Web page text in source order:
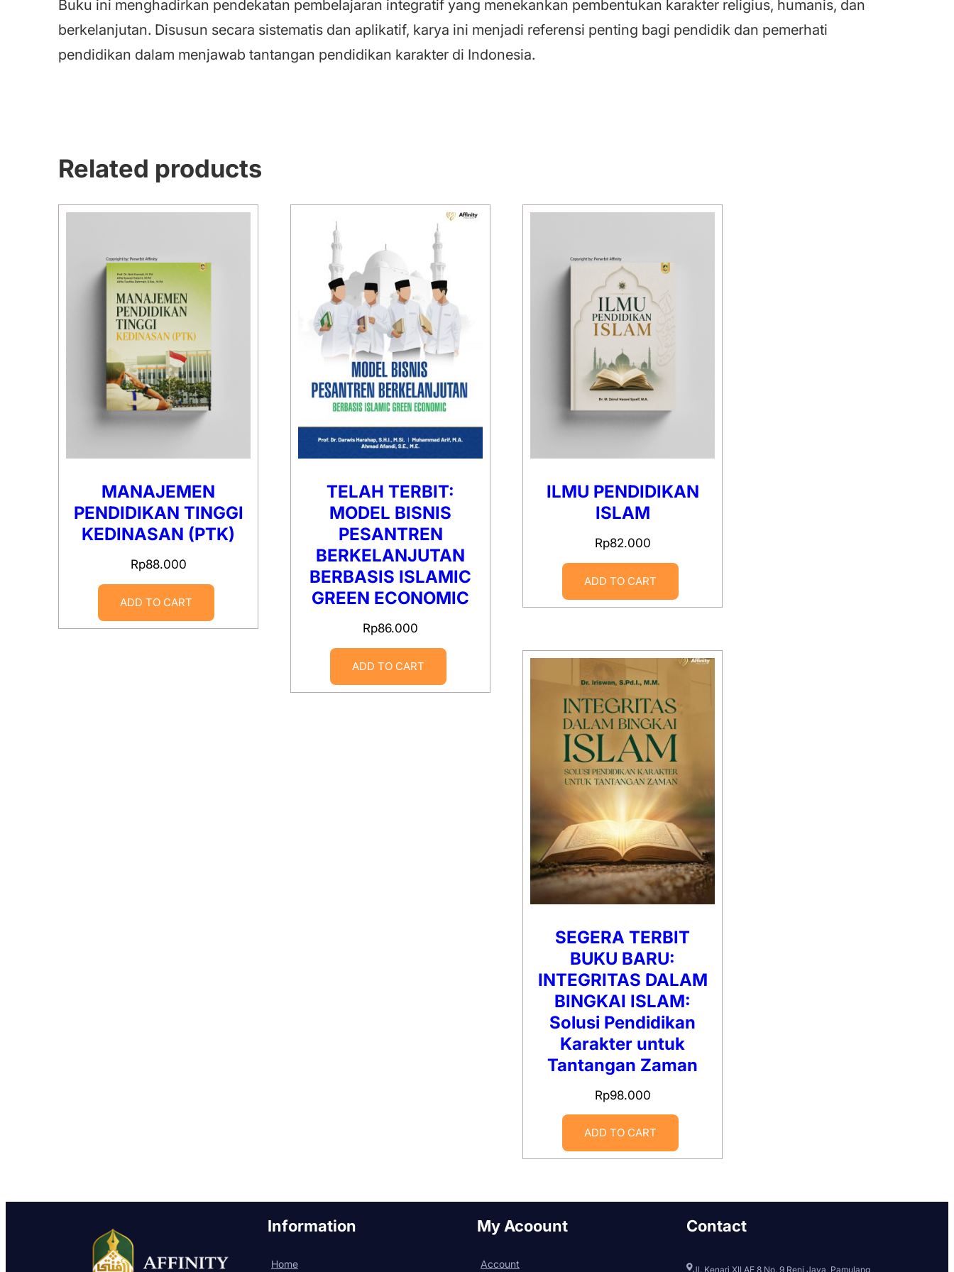
Buku ini menghadirkan pendekatan pembelajaran integratif yang menekankan pembentukan karakter religius, humanis, dan
berkelanjutan. Disusun secara sistematis dan aplikatif, karya ini menjadi referensi penting bagi pendidik dan pemerhati
pendidikan dalam menjawab tantangan pendidikan karakter di Indonesia.
Related products
MANAJEMEN
PENDIDIKAN TINGGI
KEDINASAN (PTK)
Rp88.000
ADD TO CART
TELAH TERBIT:
MODEL BISNIS
PESANTREN
BERKELANJUTAN
BERBASIS ISLAMIC
GREEN ECONOMIC
Rp86.000
ADD TO CART
ILMU PENDIDIKAN
ISLAM
Rp82.000
ADD TO CART
SEGERA TERBIT
BUKU BARU:
INTEGRITAS DALAM
BINGKAI ISLAM:
Solusi Pendidikan
Karakter untuk
Tantangan Zaman
Rp98.000
ADD TO CART
Information
Home
My Acoount
Account
Contact
Jl. Kenari XII AE 8 No. 9 Reni Jaya, Pamulang,